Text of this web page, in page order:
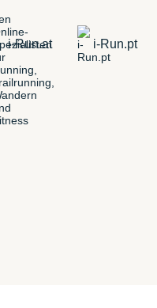
i-Run.at i-Run.pt